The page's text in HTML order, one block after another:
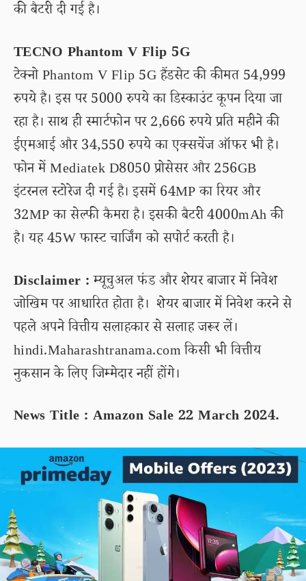
की बैटरी दी गई है।
TECNO Phantom V Flip 5G
टेक्नो Phantom V Flip 5G हैंडसेट की कीमत 54,999
रुपये है। इस पर 5000 रुपये का डिस्काउंट कूपन दिया जा
रहा है। साथ ही स्मार्टफोन पर 2,666 रुपये प्रति महीने की
ईएमआई और 34,550 रुपये का एक्सचेंज ऑफर भी है।
फोन में Mediatek D8050 प्रोसेसर और 256GB
इंटरनल स्टोरेज दी गई है। इसमें 64MP का रियर और
32MP का सेल्फी कैमरा है। इसकी बैटरी 4000mAh की
है। यह 45W फास्ट चार्जिंग को सपोर्ट करती है।
Disclaimer :म्यूचुअल फंड और शेयर बाजार में निवेश
जोखिम पर आधारित होता है। शेयर बाजार में निवेश करने से
पहले अपने वित्तीय सलाहकार से सलाह जरूर लें।
hindi.Maharashtranama.com किसी भी वित्तीय
नुकसान के लिए जिम्मेदार नहीं होंगे।
News Title : Amazon Sale 22 March 2024.